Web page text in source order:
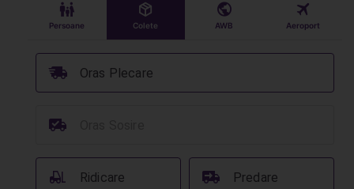
󱠣
Persoane
󰏗
Colete
󰇧
AWB
󰀝
Aeroport
Oras Plecare
󰞈
󰳔
Ridicare
󰟉 Predare
󰔾